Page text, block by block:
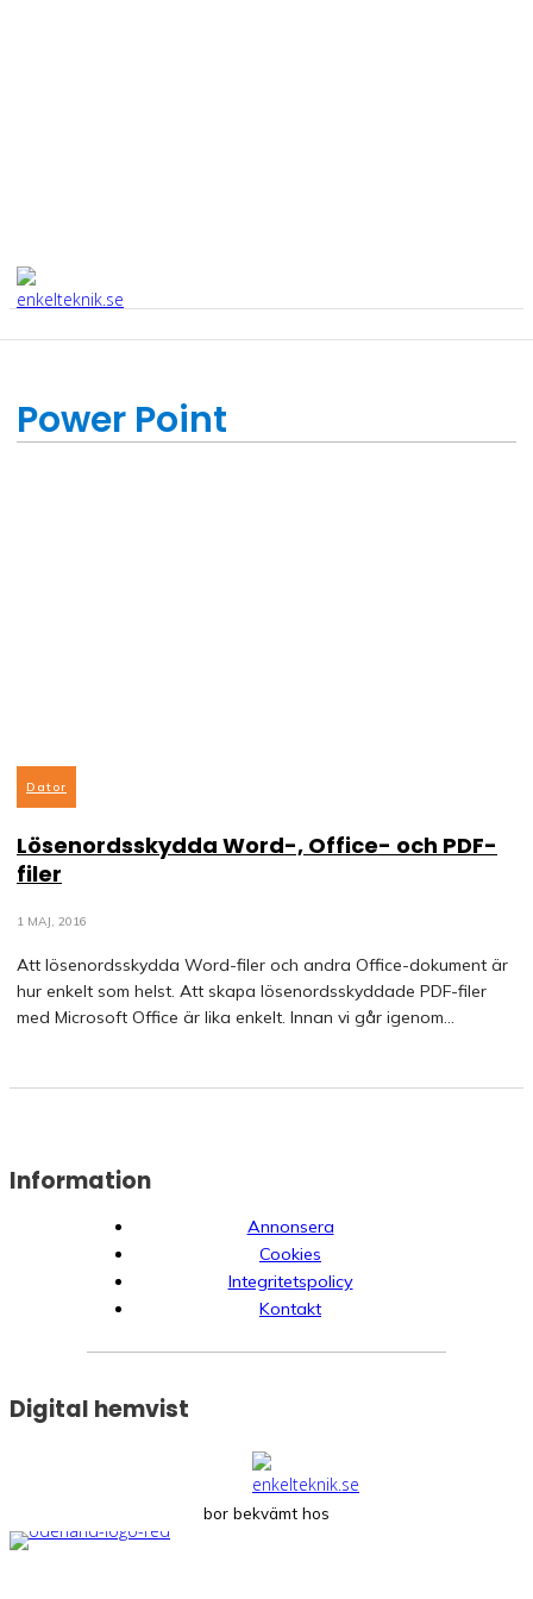
Power Point
Dator
Lösenordsskydda Word-, Office- och PDF-
filer
1 MAJ, 2016
Att lösenordsskydda Word-filer och andra Office-dokument är
hur enkelt som helst. Att skapa lösenordsskyddade PDF-filer
med Microsoft Office är lika enkelt. Innan vi går igenom...
Information
Annonsera
Cookies
Integritetspolicy
Kontakt
Digital hemvist
bor bekvämt hos